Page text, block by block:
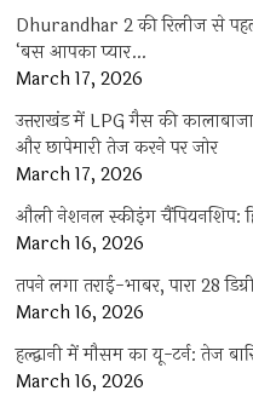
Dhurandhar 2 की रिलीज से
‘बस आपका प्यार…
March 17, 2026
उत्तराखंड में LPG गैस की
और छापेमारी तेज करने पर जोर
March 17, 2026
औली नेशनल स्कीइंग चैंपियनशिप:
March 16, 2026
तपने लगा तराई-भाबर, पारा 28
March 16, 2026
हल्द्वानी में मौसम का यू-टर्न: तेज
March 16, 2026